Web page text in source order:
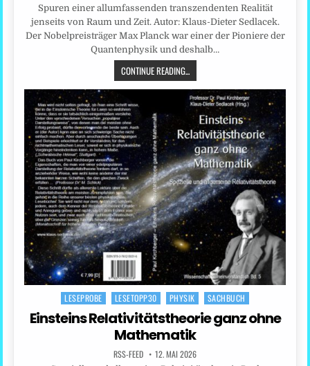
Spuren einer allumfassenden transzendenten Realität
jenseits von Raum und Zeit. Autor: Klaus-Dieter Sedlacek.
Der Nobelpreisträger Max Planck war einer der Pioniere der
Quantenphysik und deshalb…
CONTINUE READING...
Posted
in
LESEPROBE LESETOPP30 PHYSIK SACHBUCH
Einsteins Relativitätstheorie ganz ohne
Mathematik
RSS-FEED 12. MAI 2026